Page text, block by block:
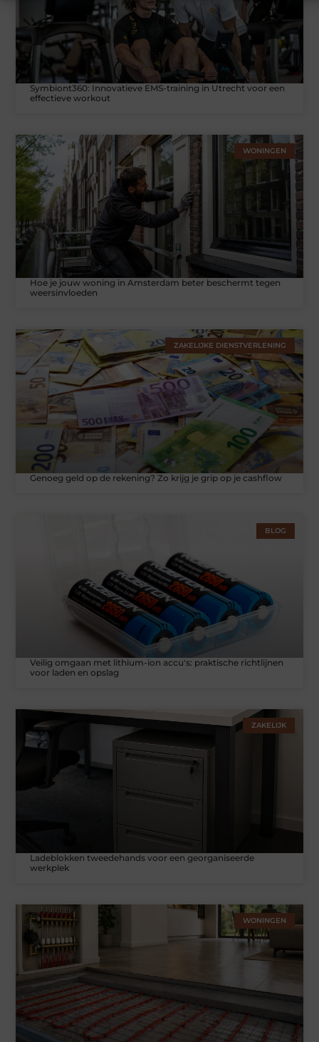
Symbiont360: Innovatieve EMS-training in Utrecht voor een
effectieve workout
WONINGEN
Hoe je jouw woning in Amsterdam beter beschermt tegen
weersinvloeden
ZAKELIJKE DIENSTVERLENING
Genoeg geld op de rekening? Zo krijg je grip op je cashflow
BLOG
Veilig omgaan met lithium-ion accu's: praktische richtlijnen
voor laden en opslag
ZAKELIJK
Ladeblokken tweedehands voor een georganiseerde
werkplek
WONINGEN